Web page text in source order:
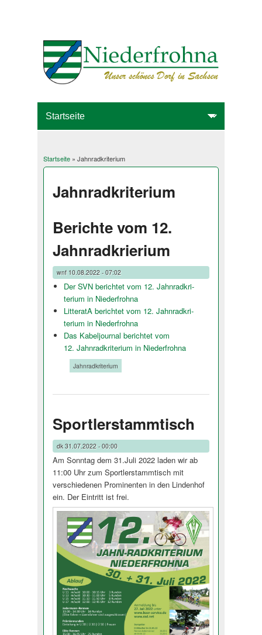
Sie sind hier
Startseite» Jahnradkriterium
Jahnradkriterium
Berichte vom 12.
Jahnradkrierium
wnf10.08.2022 - 07:02
Der SVN berichtet vom 12. Jahnradkri­
terium in Niederfrohna
LitteratA berichtet vom 12. Jahnradkri­
terium in Niederfrohna
Das Kabeljournal berichtet vom
12. Jahnradkri­terium in Niederfrohna
Jahnradkriterium
Sportlerstammtisch
dk31.07.2022 - 00:00
Am Sonntag dem 31.Juli 2022 laden wir ab
11:00 Uhr zum Sportlerstammtisch mit
verschiedenen Prominenten in den Lindenhof
ein. Der Eintritt ist frei.